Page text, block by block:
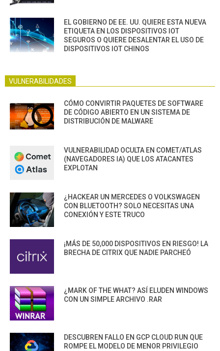
EL GOBIERNO DE EE. UU. QUIERE ESTA NUEVA
ETIQUETA EN LOS DISPOSITIVOS IOT
SEGUROS O QUIERE DESALENTAR EL USO DE
DISPOSITIVOS IOT CHINOS
VULNERABILIDADES
CÓMO CONVIRTIR PAQUETES DE SOFTWARE
DE CÓDIGO ABIERTO EN UN SISTEMA DE
DISTRIBUCIÓN DE MALWARE
VULNERABILIDAD OCULTA EN COMET/ATLAS
(NAVEGADORES IA) QUE LOS ATACANTES
EXPLOTAN
¿HACKEAR UN MERCEDES O VOLKSWAGEN
CON BLUETOOTH? SOLO NECESITAS UNA
CONEXIÓN Y ESTE TRUCO
¡MÁS DE 50,000 DISPOSITIVOS EN RIESGO! LA
BRECHA DE CITRIX QUE NADIE PARCHEÓ
¿MARK OF THE WHAT? ASÍ ELUDEN WINDOWS
CON UN SIMPLE ARCHIVO .RAR
DESCUBREN FALLO EN GCP CLOUD RUN QUE
ROMPE EL MODELO DE MENOR PRIVILEGIO